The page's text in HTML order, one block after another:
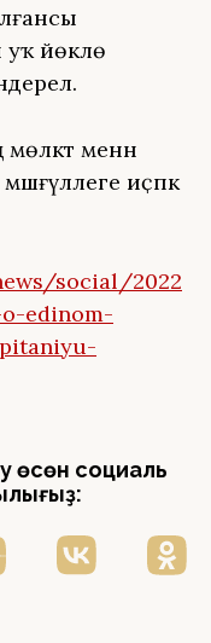
уҡ йөклө
мөлкәт менән
иҫәпкә
social/2022
edinom-
өсөн социаль